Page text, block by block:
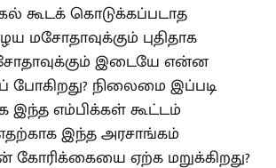
கூடக் கொடுக்கப்படாத
மசோதாவுக்கும் புதிதாக
இடையே என்ன
போகிறது? நிலைமை இப்படி
இந்த எம்பிக்கள் கூட்டம்
இந்த அரசாங்கம்
கோரிக்கையை ஏற்க மறுக்கிறது?